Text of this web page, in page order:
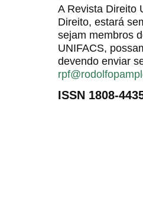
A Revista Direito
Direito, estará
sejam membros
UNIFACS,
devendo enviar
ISSN 1808-